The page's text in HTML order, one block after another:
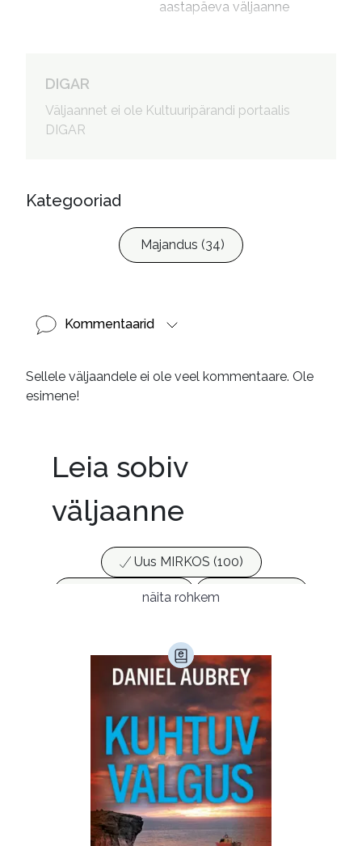
aastapäeva väljaanne
eessõna autor
DIGAR
Väljaannet ei ole Kultuuripärandi portaalis
DIGAR
Kategooriad
Majandus (34)
Kommentaarid
Sellele väljaandele ei ole veel kommentaare. Ole
esimene!
Leia sobiv
väljaanne
Uus MIRKOS (100)
Populaarsed (25)
Ajakirjad (17)
Armastusromaanid (294)
Audioperioodika
Biograafiad (230)
Eesti kirjandus (1775)
Ettevõtlus (30)
Filoloogia (121)
Filosoofia (147)
näita rohkem